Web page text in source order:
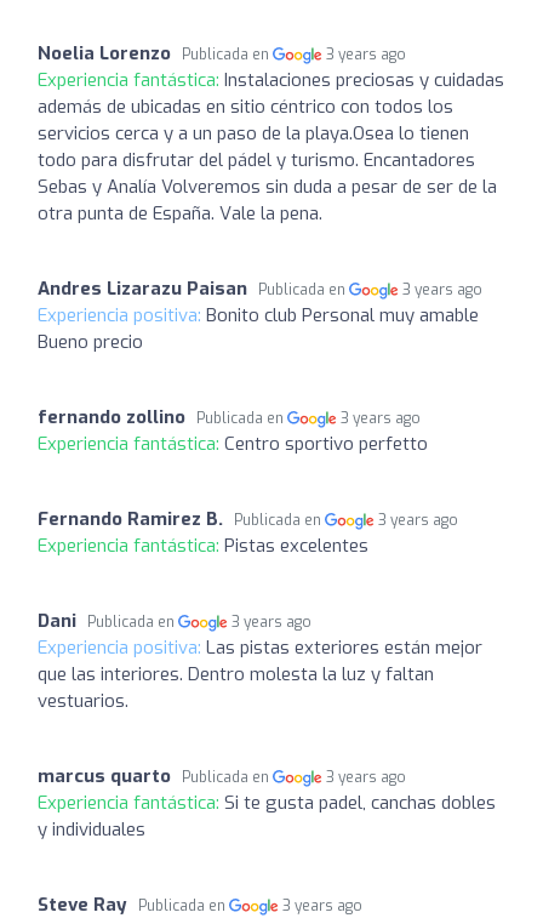
Noelia Lorenzo Publicada en 3 years ago
Experiencia fantástica: Instalaciones preciosas y cuidadas
además de ubicadas en sitio céntrico con todos los
servicios cerca y a un paso de la playa.Osea lo tienen
todo para disfrutar del pádel y turismo. Encantadores
Sebas y Analía Volveremos sin duda a pesar de ser de la
otra punta de España. Vale la pena.
Andres Lizarazu Paisan Publicada en 3 years ago
Experiencia positiva: Bonito club Personal muy amable
Bueno precio
fernando zollino Publicada en 3 years ago
Experiencia fantástica: Centro sportivo perfetto
Fernando Ramirez B. Publicada en 3 years ago
Experiencia fantástica: Pistas excelentes
Dani Publicada en 3 years ago
Experiencia positiva: Las pistas exteriores están mejor
que las interiores. Dentro molesta la luz y faltan
vestuarios.
marcus quarto Publicada en 3 years ago
Experiencia fantástica: Si te gusta padel, canchas dobles
y individuales
Steve Ray Publicada en 3 years ago